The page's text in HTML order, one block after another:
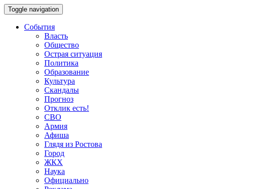
Toggle navigation
События
Власть
Общество
Острая ситуация
Политика
Образование
Культура
Скандалы
Прогноз
Отклик есть!
СВО
Армия
Афиша
Глядя из Ростова
Город
ЖКХ
Наука
Официально